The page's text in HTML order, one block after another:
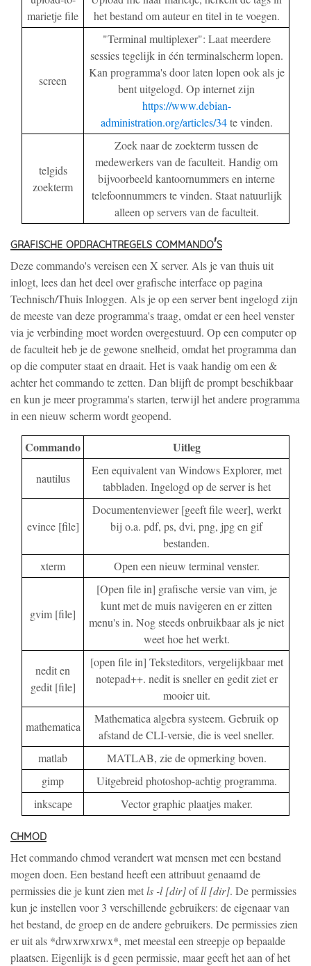
marietje file
het bestand om auteur en titel in te voegen.
screen
"Terminal multiplexer": Laat meerdere
sessies tegelijk in één terminalscherm lopen.
Kan programma's door laten lopen ook als je
bent uitgelogd. Op internet zijn
https://www.debian-
administration.org/articles/34te vinden.
telgids
zoekterm
Zoek naar de zoekterm tussen de
medewerkers van de faculteit. Handig om
bijvoorbeeld kantoornummers en interne
telefoonnummers te vinden. Staat natuurlijk
alleen op servers van de faculteit.
grafische opdrachtregels commando's
Deze commando's vereisen een X server. Als je van thuis uit
inlogt, lees dan het deel over grafische interface op pagina
Technisch/Thuis Inloggen. Als je op een server bent ingelogd zijn
de meeste van deze programma's traag, omdat er een heel venster
via je verbinding moet worden overgestuurd. Op een computer op
de faculteit heb je de gewone snelheid, omdat het programma dan
op die computer staat en draait. Het is vaak handig om een &
achter het commando te zetten. Dan blijft de prompt beschikbaar
en kun je meer programma's starten, terwijl het andere programma
in een nieuw scherm wordt geopend.
Commando Uitleg
nautilus
Een equivalent van Windows Explorer, met
tabbladen. Ingelogd op de server is het
evince [file]
Documentenviewer [geeft file weer], werkt
bij o.a. pdf, ps, dvi, png, jpg en gif
bestanden.
xterm
Open een nieuw terminal venster.
gvim [file]
[Open file in] grafische versie van vim, je
kunt met de muis navigeren en er zitten
menu's in. Nog steeds onbruikbaar als je niet
weet hoe het werkt.
nedit en
gedit [file]
[open file in] Teksteditors, vergelijkbaar met
notepad++. nedit is sneller en gedit ziet er
mooier uit.
mathematica
Mathematica algebra systeem. Gebruik op
afstand de CLI-versie, die is veel sneller.
matlab
MATLAB, zie de opmerking boven.
gimp
Uitgebreid photoshop-achtig programma.
inkscape
Vector graphic plaatjes maker.
chmod
Het commando chmod verandert wat mensen met een bestand
mogen doen. Een bestand heeft een attribuut genaamd de
permissies die je kunt zien metls -l [dir]ofll [dir]. De permissies
kun je instellen voor 3 verschillende gebruikers: de eigenaar van
het bestand, de groep en de andere gebruikers. De permissies zien
er uit als *drwxrwxrwx*, met meestal een streepje op bepaalde
plaatsen. Eigenlijk is d geen permissie, maar geeft het aan of het